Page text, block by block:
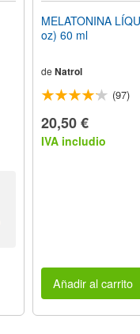
MELATONINA
oz) 60 ml
de Natrol
(97)
20,50 €
IVA includio
Añadir al carrito